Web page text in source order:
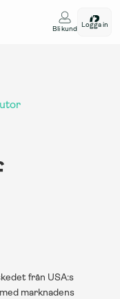
Bli kund
Logga in
från USA:s
marknadens